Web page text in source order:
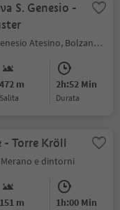
S. Genesio -
Nobls, San Genesio Atesino, Bolzano e dintorni
472 m
Salita
2h:52 Min
durata
- Torre Kröll
e dintorni
151 m 1h:00 Min